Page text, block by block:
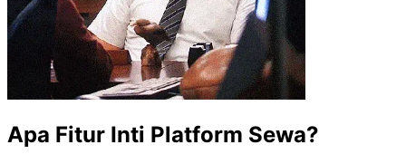
Apa Fitur Inti Platform Sewa?